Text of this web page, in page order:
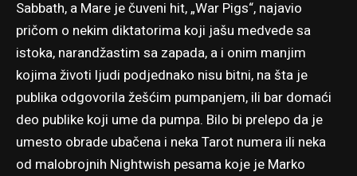
Sabbath, a Mare je čuveni hit, „War Pigs“, najavio
pričom o nekim diktatorima koji jašu medvede sa
istoka, narandžastim sa zapada, a i onim manjim
kojima životi ljudi podjednako nisu bitni, na šta je
publika odgovorila žešćim pumpanjem, ili bar domaći
deo publike koji ume da pumpa. Bilo bi prelepo da je
umesto obrade ubačena i neka Tarot numera ili neka
od malobrojnih Nightwish pesama koje je Marko